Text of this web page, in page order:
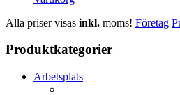
Alla priser visas inkl. moms! Företag
Produktkategorier
Arbetsplats